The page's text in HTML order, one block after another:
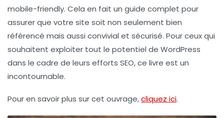
mobile-friendly. Cela en fait un guide complet pour
assurer que votre site soit non seulement bien
référencé mais aussi convivial et sécurisé. Pour ceux qui
souhaitent exploiter tout le potentiel de WordPress
dans le cadre de leurs efforts SEO, ce livre est un
incontournable.
Pour en savoir plus sur cet ouvrage,cliquez ici.